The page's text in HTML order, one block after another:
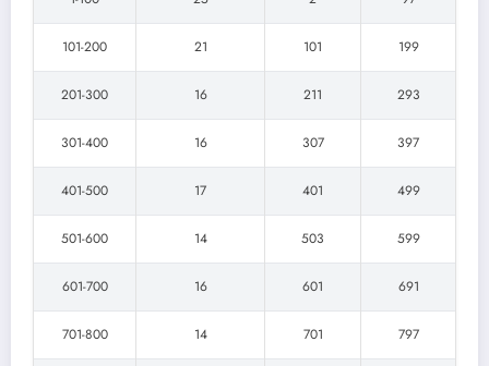
101-200 21 101 199
201-300 16 211 293
301-400 16 307 397
401-500 17 401 499
501-600 14 503 599
601-700 16 601 691
701-800 14 701 797